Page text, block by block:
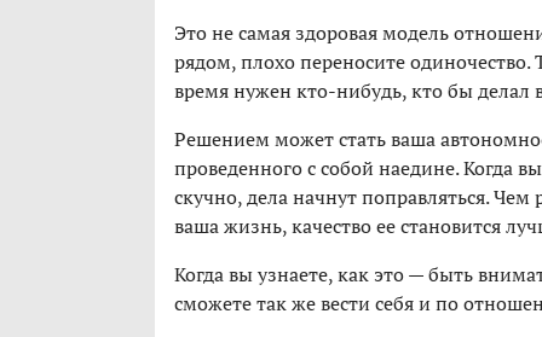
Это не самая здоровая модель
рядом, плохо переносите
время нужен кто-нибудь, кто бы делал
Решением может стать ваша
проведенного с собой наедине. Когда
скучно, дела начнут поправляться.
ваша жизнь, качество ее становится
Когда вы узнаете, как это — быть
сможете так же вести себя и по